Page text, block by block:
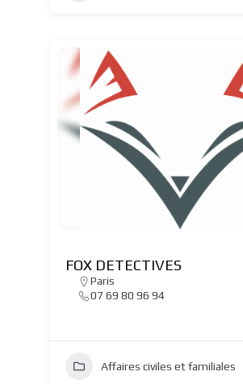
FOX DETECTIVES
Paris
07 69 80 96 94
Affaires civiles et familiales